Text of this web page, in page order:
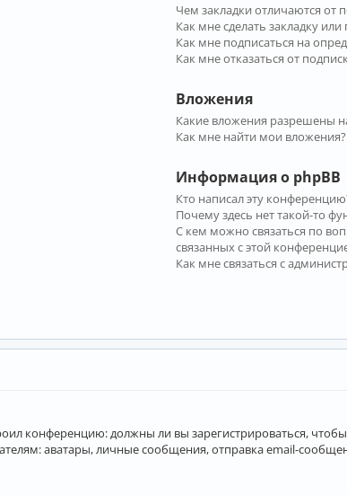
Чем закладки отличаются от
Как мне сделать закладку
Как мне подписаться на
Как мне отказаться от
Вложения
Какие вложения разрешены
Как мне найти мои вложения?
Информация о phpBB
Кто написал эту
Почему здесь нет такой-то
С кем можно связаться по
связанных с этой
Как мне связаться с
конференцию: должны ли вы зарегистрироваться,
аватары, личные сообщения, отправка email-